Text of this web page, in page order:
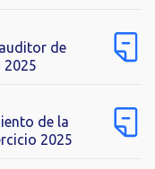
de
2025
de la
2025